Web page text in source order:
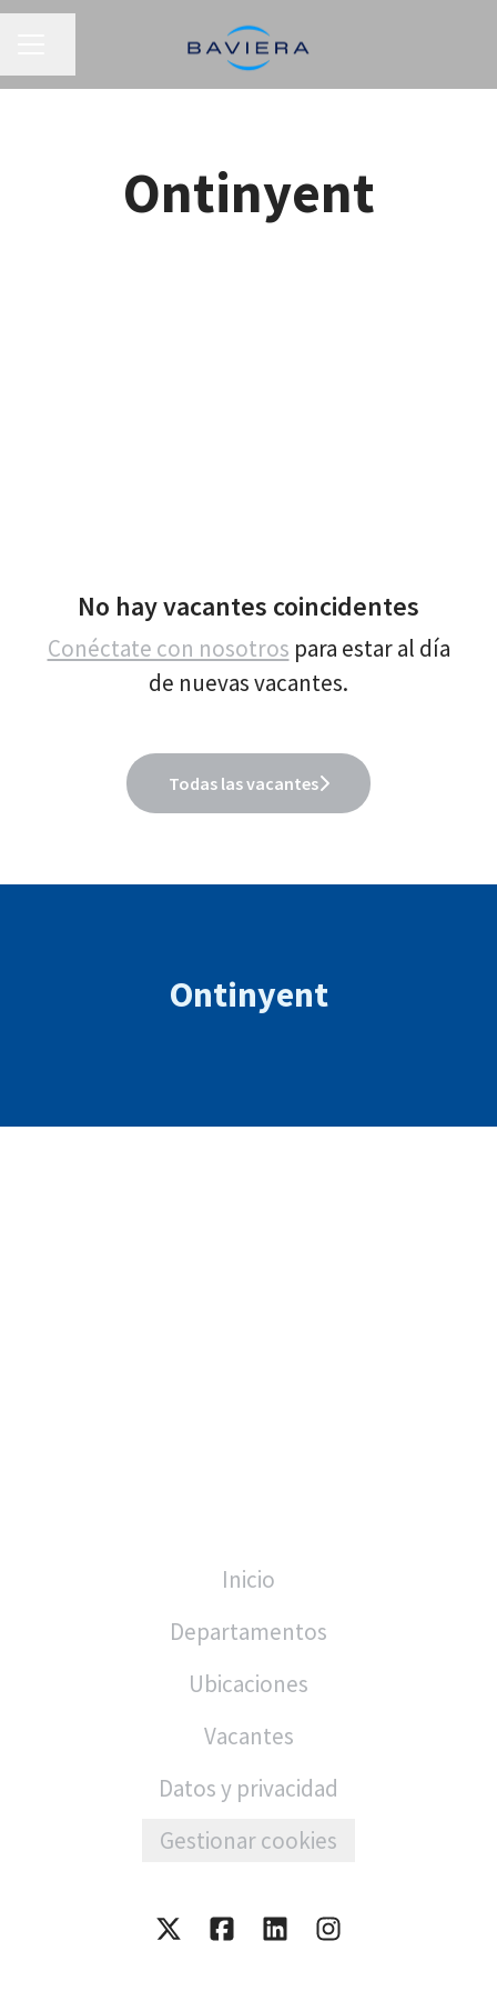
Ontinyent
No hay vacantes coincidentes
Conéctate con nosotros para estar al día
de nuevas vacantes.
Todas las vacantes
Ontinyent
Inicio
Departamentos
Ubicaciones
Vacantes
Datos y privacidad
Gestionar cookies